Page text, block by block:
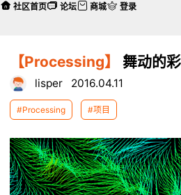
【Processing】 舞动的
lisper 2016.04.11
#Processing #项目
本帖最后由 lisper 于 2016-
社区首页 论坛 商城 登录